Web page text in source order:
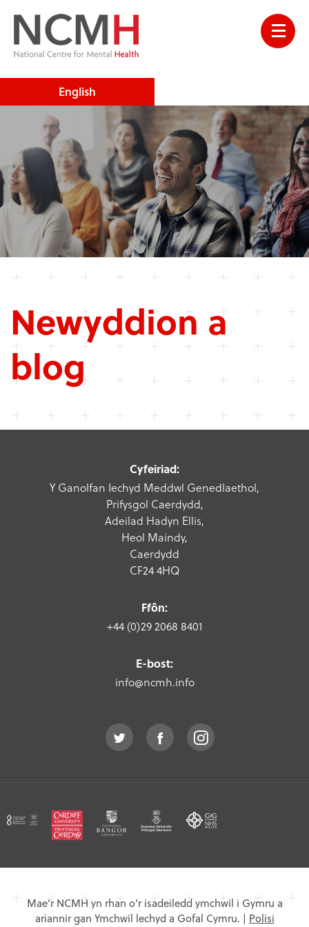
English
Newyddion a
blog
Cyfeiriad:
Y Ganolfan Iechyd Meddwl Genedlaethol,
Prifysgol Caerdydd,
Adeilad Hadyn Ellis,
Heol Maindy,
Caerdydd
CF24 4HQ
Ffôn:
+44 (0)29 2068 8401
E-bost:
info@ncmh.info
Mae’r NCMH yn rhan o’r isadeiledd ymchwil i Gymru a
ariannir gan Ymchwil lechyd a Gofal Cymru. | Polisi